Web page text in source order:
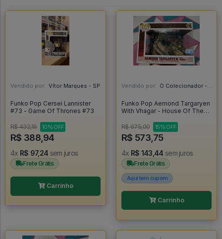
Vendido por: Vítor Marques - SP
Funko Pop Cersei Lannister
#73 - Game Of Thrones #73
R$ 432,16 10% OFF
R$ 388,94
4x R$ 97,24 sem juros
Frete Grátis
Carrinho
Vendido por: O Colecionador - SP
Funko Pop Aemond Targaryen
With Vhagar - House Of The
R$ 675,00
15% OFF
R$ 573,75
4x R$ 143,44 sem juros
Frete Grátis
Aqui tem cupom
Carrinho